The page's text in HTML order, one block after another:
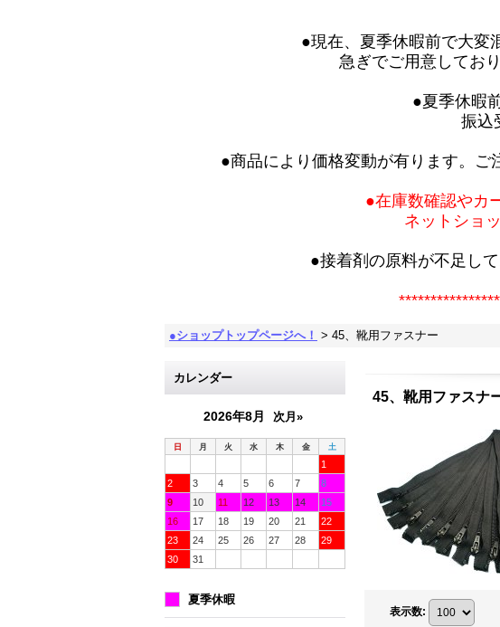
●現在、夏季休暇前で大変
急ぎでご用意してお
●夏季休暇
振込
●商品により価格変動が有ります。ご
●在庫数確認やカ
ネットショ
●接着剤の原料が不足し
●ショップトップページへ！ > 45、靴用ファスナー
カレンダー
2026年8月 次月»
日 月 火 水 木 金 土
1
2
3 4 5 6 7
8
9
10 11 12 13 14
15
16
17 18 19 20 21
22
23
24 25 26 27 28
29
30
31
夏季休暇
45、靴用ファスナ
表示数: